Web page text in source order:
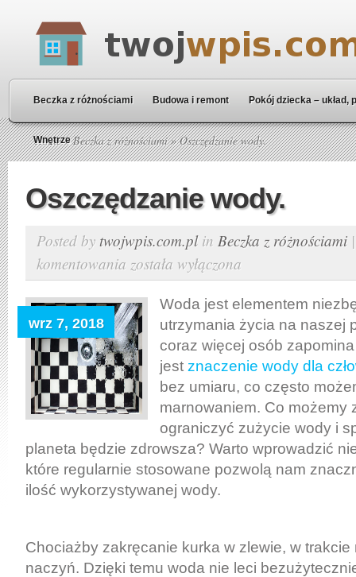
Beczka z różnościami Budowa i remont Pokój dziecka – układ,
Wnętrze
Home»Beczka z różnościami» Oszczędzanie wody.
Oszczędzanie wody.
Posted by twojwpis.com.plin Beczka z różnościami
komentowania Oszczędzanie
wody.
została wyłączona
wrz 7, 2018
Woda jest elementem
utrzymania życia na naszej
coraz więcej osób
jest znaczenie wody dla
bez umiaru, co często
marnowaniem. Co możemy
ograniczyć zużycie wody i
planeta będzie zdrowsza? Warto wprowadzić
które regularnie stosowane pozwolą nam
ilość wykorzystywanej wody.
Chociażby zakręcanie kurka w zlewie, w
naczyń. Dzięki temu woda nie leci